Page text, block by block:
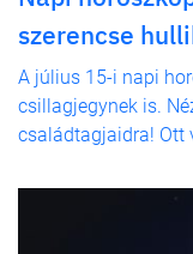
szerencse
A július 15-i napi
csillagjegynek is.
családtagjaidra! Ott